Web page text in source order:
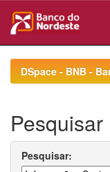
navigationDSpace - BNB -
Pesquisar
Pesquisar: